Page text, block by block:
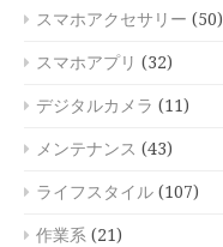
スマホアクセサリー (50)
スマホアプリ (32)
デジタルカメラ (11)
メンテナンス (43)
ライフスタイル (107)
作業系 (21)